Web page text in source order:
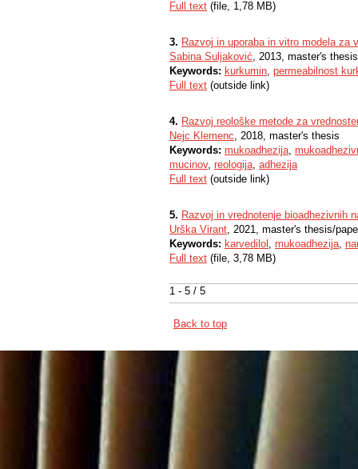
1 - 5 / 5
Full text (file, 1,78 MB)
3. Razvoj in uporaba in vitro modela za
Sabina Suljaković, 2013, master's thesis
Keywords: kurkumin, permeabilnost
Full text (outside link)
4. Razvoj reološke metode za
Nejc Klemenc, 2018, master's thesis
Keywords: mukoadhezija,
mucinov, reologija, adhezija
Full text (outside link)
5. Razvoj in vrednotenje bioadhezivnih
Urška Virant, 2021, master's thesis/
Keywords: karvedilol , mukoadhezija,
Full text (file, 3,78 MB)
Back to top